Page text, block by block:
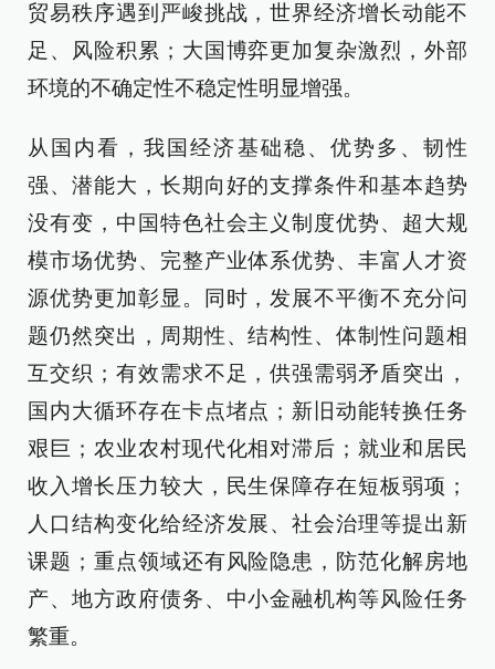
贸易秩序遇到严峻挑战，世界经济增长动能不
足、风险积累；大国博弈更加复杂激烈，外部
环境的不确定性不稳定性明显增强。
从国内看，我国经济基础稳、优势多、韧性
强、潜能大，长期向好的支撑条件和基本趋势
没有变，中国特色社会主义制度优势、超大规
模市场优势、完整产业体系优势、丰富人才资
源优势更加彰显。同时，发展不平衡不充分问
题仍然突出，周期性、结构性、体制性问题相
互交织；有效需求不足，供强需弱矛盾突出，
国内大循环存在卡点堵点；新旧动能转换任务
艰巨；农业农村现代化相对滞后；就业和居民
收入增长压力较大，民生保障存在短板弱项；
人口结构变化给经济发展、社会治理等提出新
课题；重点领域还有风险隐患，防范化解房地
产、地方政府债务、中小金融机构等风险任务
繁重。